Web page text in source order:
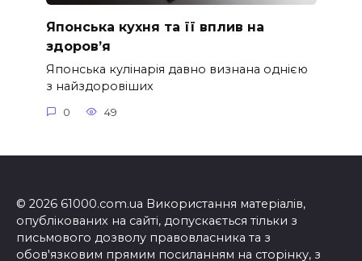
Японська кухня та її вплив на
здоров’я
Японська кулінарія давно визнана однією
з найздоровіших
0 49
© 2026 61000.com.ua Використання матеріалів,
опублікованих на сайті, допускається тільки з
письмового дозволу правовласника та з
обов'язковим прямим посиланням на сторінку, з